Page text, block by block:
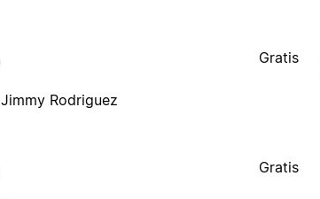
Jimmy Rodriguez
Gratis
Gratis